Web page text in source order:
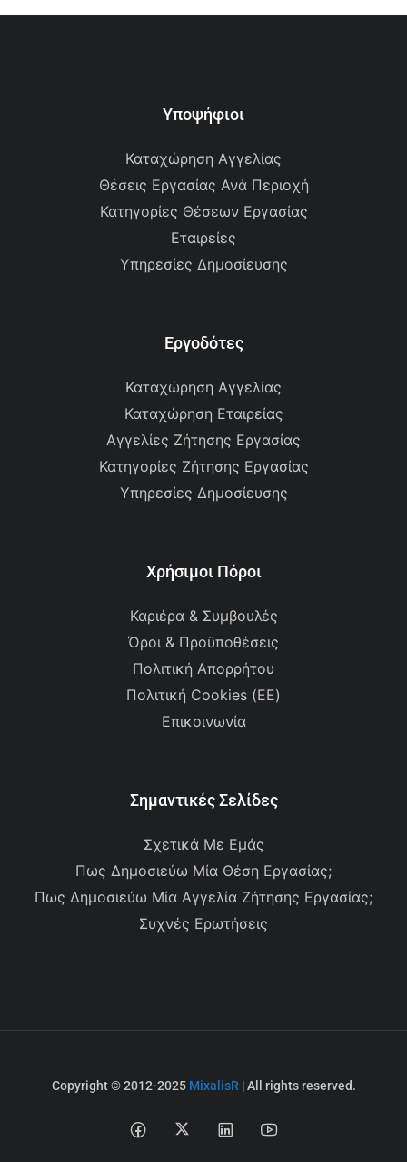
Υποψήφιοι
Καταχώρηση Αγγελίας
Θέσεις Εργασίας Ανά Περιοχή
Κατηγορίες Θέσεων Εργασίας
Εταιρείες
Υπηρεσίες Δημοσίευσης
Εργοδότες
Καταχώρηση Αγγελίας
Καταχώρηση Εταιρείας
Αγγελίες Ζήτησης Εργασίας
Κατηγορίες Ζήτησης Εργασίας
Υπηρεσίες Δημοσίευσης
Χρήσιμοι Πόροι
Καριέρα & Συμβουλές
Όροι & Προϋποθέσεις
Πολιτική Απορρήτου
Πολιτική Cookies (ΕΕ)
Επικοινωνία
Σημαντικές Σελίδες
Σχετικά Με Εμάς
Πως Δημοσιεύω Μία Θέση Εργασίας;
Πως Δημοσιεύω Μία Αγγελία Ζήτησης Εργασίας;
Συχνές Ερωτήσεις
Copyright © 2012-2025 MixalisR | All rights reserved.